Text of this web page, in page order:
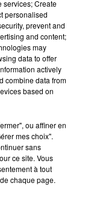
: inscrivez-
Voir plus
services; Create
personalised
prevent and
and content;
may
data to offer
actively
combine data from
based on
ou affiner en
mes choix".
sans
ce site. Vous
à tout
chaque page.